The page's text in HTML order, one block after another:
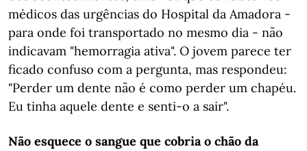
médicos das urgências do Hospital da Amadora -
para onde foi transportado no mesmo dia - não
indicavam "hemorragia ativa". O jovem parece ter
ficado confuso com a pergunta, mas respondeu:
"Perder um dente não é como perder um chapéu.
Eu tinha aquele dente e senti-o a sair".
Não esquece o sangue que cobria o chão da